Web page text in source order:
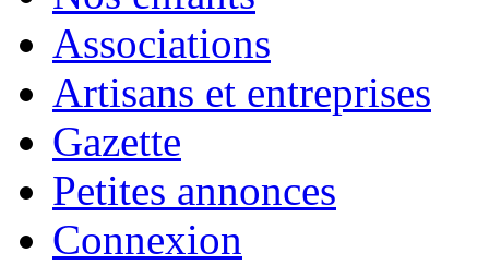
Associations
Artisans et entreprises
Gazette
Petites annonces
Connexion